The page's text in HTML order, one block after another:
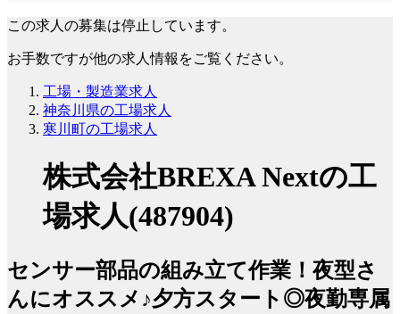
この求人の募集は停止しています。
お手数ですが他の求人情報をご覧ください。
工場・製造業求人
神奈川県の工場求人
寒川町の工場求人
株式会社BREXA Nextの工
場求人(487904)
センサー部品の組み立て作業！夜型さ
んにオススメ♪夕方スタート◎夜勤専属